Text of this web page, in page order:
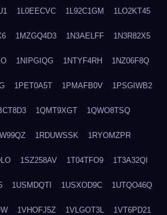
1L0EECVC 1L92C1GM 1LO2KT45
1MZGQ4D3 1N3AELFF 1N3R82X5
1NIPGIQG 1NTYF4RH 1NZ06F8Q
1PET0A5T 1PMAFB0V 1PSGIWB2
1QMT9XGT 1QWO8TSQ
1RDUWSSK 1RYOMZPR
1SZ258AV 1T04TFO9 1T3A32QI
1USMDQTI 1USXOD9C 1UTQO46Q
1VHOFJ5Z 1VLGOT3L 1VT6PD21